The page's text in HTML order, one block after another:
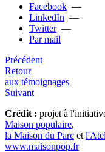
Facebook —
LinkedIn —
Twitter—
Par mail
Précédent
Retour
aux témoignages
Suivant
Crédit : projet à
Maison populaire,
la Maison du Parc et
www.maisonpop.fr